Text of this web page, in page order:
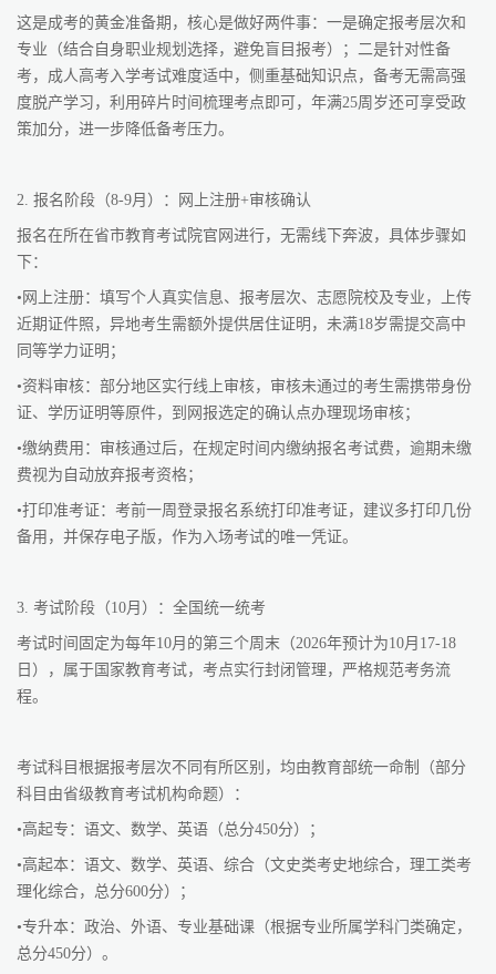
这是成考的黄金准备期，核心是做好两件事：一是确定报考层次和
专业（结合自身职业规划选择，避免盲目报考）；二是针对性备
考，成人高考入学考试难度适中，侧重基础知识点，备考无需高强
度脱产学习，利用碎片时间梳理考点即可，年满25周岁还可享受政
策加分，进一步降低备考压力。
2. 报名阶段（8-9月）：网上注册+审核确认
报名在所在省市教育考试院官网进行，无需线下奔波，具体步骤如
下：
•网上注册：填写个人真实信息、报考层次、志愿院校及专业，上传
近期证件照，异地考生需额外提供居住证明，未满18岁需提交高中
同等学力证明；
•资料审核：部分地区实行线上审核，审核未通过的考生需携带身份
证、学历证明等原件，到网报选定的确认点办理现场审核；
•缴纳费用：审核通过后，在规定时间内缴纳报名考试费，逾期未缴
费视为自动放弃报考资格；
•打印准考证：考前一周登录报名系统打印准考证，建议多打印几份
备用，并保存电子版，作为入场考试的唯一凭证。
3. 考试阶段（10月）：全国统一统考
考试时间固定为每年10月的第三个周末（2026年预计为10月17-18
日），属于国家教育考试，考点实行封闭管理，严格规范考务流
程。
考试科目根据报考层次不同有所区别，均由教育部统一命制（部分
科目由省级教育考试机构命题）：
•高起专：语文、数学、英语（总分450分）；
•高起本：语文、数学、英语、综合（文史类考史地综合，理工类考
理化综合，总分600分）；
•专升本：政治、外语、专业基础课（根据专业所属学科门类确定，
总分450分）。